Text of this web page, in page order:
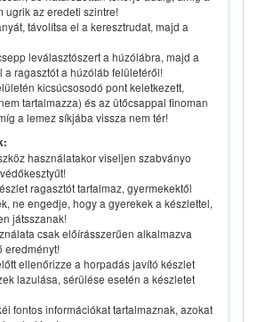
ugrik az eredeti szintre!
távolítsa el a keresztrudat, majd a
leválasztószert a húzólábra, majd a
a ragasztót a húzóláb felületéről!
kicsúcsosodó pont keletkezett,
tartalmazza) és az ütőcsappal finoman
a lemez síkjába vissza nem tér!
használatakor viseljen szabványo
ragasztót tartalmaz, gyermekektől
ne engedje, hogy a gyerekek a készlettel,
játsszanak!
csak előírásszerűen alkalmazva
eredményt!
ellenőrizze a horpadás javító készlet
lazulása, sérülése esetén a készletet
fontos információkat tartalmaznak, azokat